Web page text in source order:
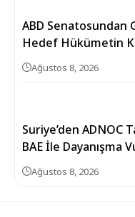
ABD Senatosundan
Hedef Hükümetin
Ağustos 8, 2026
Suriye’den ADNOC
BAE İle Dayanışma
Ağustos 8, 2026